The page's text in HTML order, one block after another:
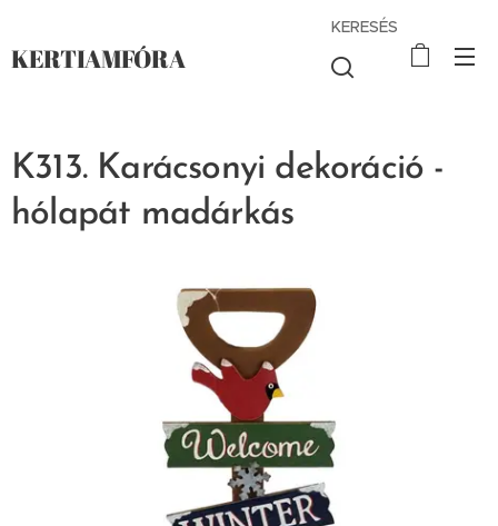
KERTIAMFÓRA
KERESÉS
K313. Karácsonyi dekoráció -
hólapát madárkás